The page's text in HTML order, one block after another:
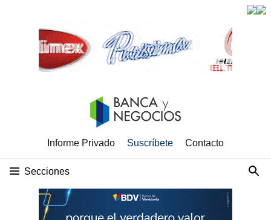
Informe Privado Suscríbete Contacto
Secciones